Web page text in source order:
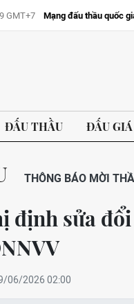
GMT+7 Mạng đấu thầu quốc
ĐẤU THẦU ĐẤU GIÁ
THÔNG BÁO MỜI
định sửa
06/2026 02:00